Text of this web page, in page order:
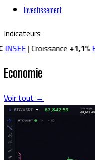
Investissement
Indicateurs
|Croissance+1,1%BdF
Economie
Voir tout →